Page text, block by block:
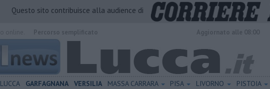
Questo sito contribuisce alla audience di
LUCCA GARFAGNANA VERSILIA MASSA CARRARA PISA LIVORNO PISTOIA